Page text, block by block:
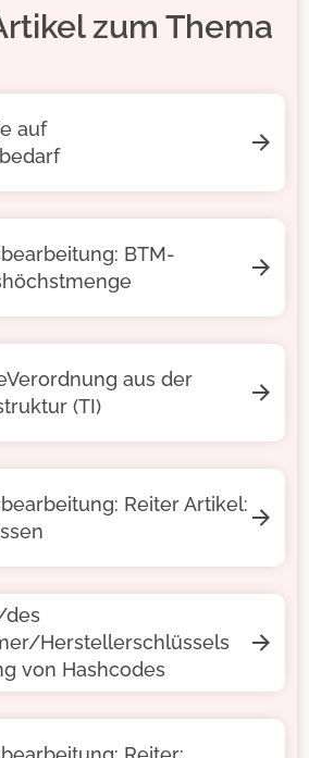
zum Thema
auf
BTM-
aus der
(TI)
Reiter Artikel:
des
Herstellerschlüssels
von Hashcodes